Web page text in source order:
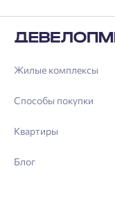
Жилые комплексы
Способы покупки
Квартиры
Блог